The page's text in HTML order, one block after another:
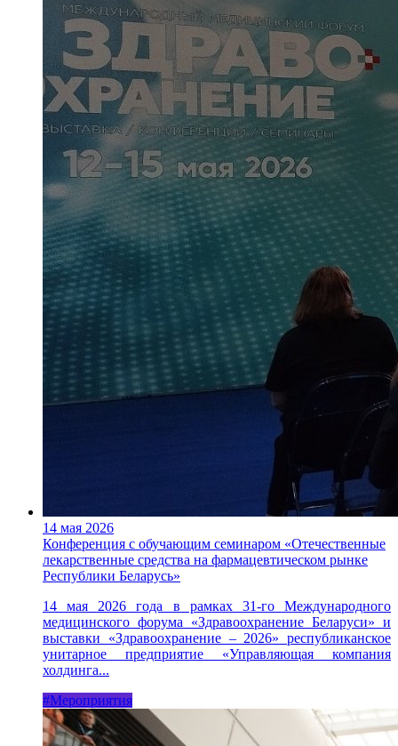
14 мая 2026
Конференция с обучающим семинаром «Отечественные
лекарственные средства на фармацевтическом рынке
Республики Беларусь»
14 мая 2026 года в рамках 31-го Международного
медицинского форума «Здравоохранение Беларуси» и
выставки «Здравоохранение – 2026» республиканское
унитарное предприятие «Управляющая компания
холдинга...
#Мероприятия